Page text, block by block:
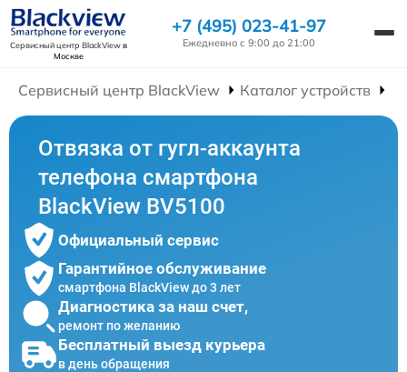
Сервисный центр BlackViewв
Москве
+7 (495) 023-41-97
Ежедневно с 9:00 до 21:00
Сервисный центр BlackView Каталог устройств
Отвязка от гугл-аккаунта
телефона смартфона
BlackView BV5100
Официальный сервис
Гарантийное обслуживание
смартфона BlackView до 3 лет
Диагностика за наш счет,
ремонт по желанию
Бесплатный выезд курьера
в день обращения